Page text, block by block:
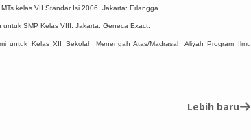
kelas VII Standar Isi 2006. Jakarta: Erlangga.
SMP Kelas VIII. Jakarta: Geneca Exact.
untuk Kelas XII Sekolah Menengah Atas/Madrasah Aliyah Program Ilmu
Lebih baru